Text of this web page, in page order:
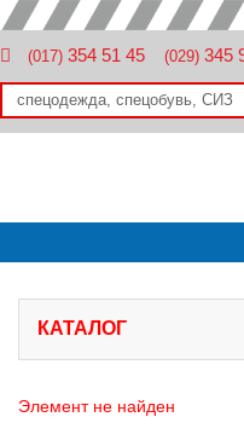
(017) 354 51 45 (029) 345
КАТАЛОГ
Элемент не найден